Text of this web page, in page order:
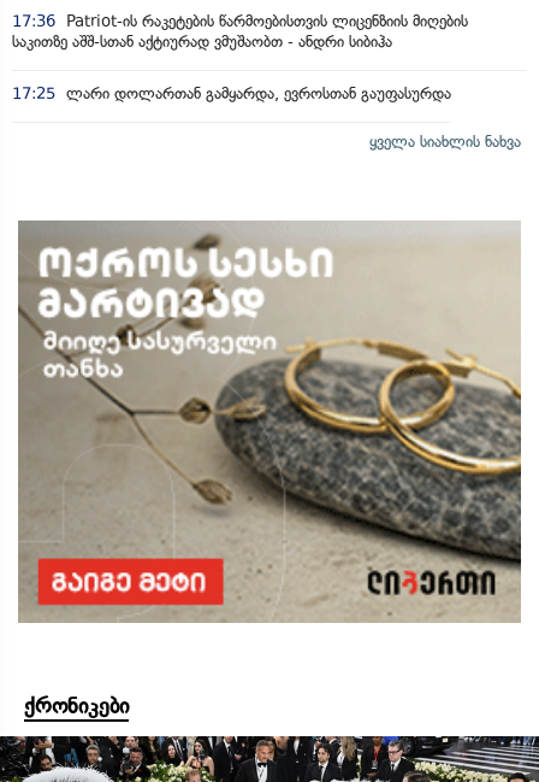
17:36
Patriot-ის რაკეტების წარმოებისთვის ლიცენზიის მიღების
საკითზე აშშ-სთან აქტიურად ვმუშაობთ - ანდრი სიბიჰა
17:25 ლარი დოლართან გამყარდა, ევროსთან გაუფასურდა
ყველა სიახლის ნახვა
ქრონიკები